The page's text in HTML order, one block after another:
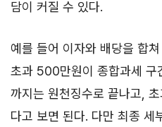
담이 커질 수 있다.
예를 들어 이자와 배당을 합
초과 500만원이 종합과세
까지는 원천징수로 끝나고,
다고 보면 된다. 다만 최종 세